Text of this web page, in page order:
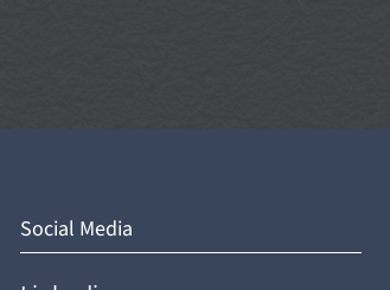
Social Media